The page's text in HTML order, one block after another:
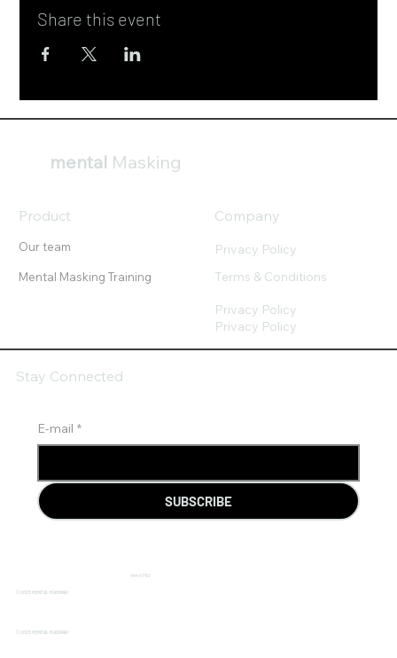
Share this event
mental Masking
Our team
Mental Masking Training
Product Company
Privacy Policy
Terms & Conditions
Privacy Policy
Privacy Policy
E-mail *
SUBSCRIBE
Stay Connected
444 4 792
© 2023 MENTAL MASKING®
© 2023 MENTAL MASKING®